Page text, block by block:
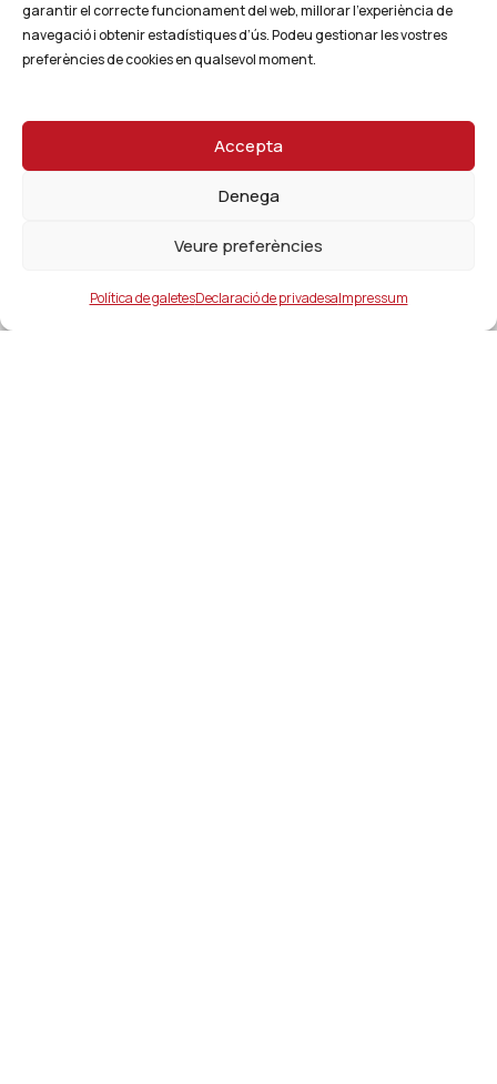
garantir el correcte funcionament del web, millorar l’experiència de
navegació i obtenir estadístiques d’ús. Podeu gestionar les vostres
preferències de cookies en qualsevol moment.
Accepta
Denega
Veure preferències
Política de galetesDeclaració de privadesaImpressum